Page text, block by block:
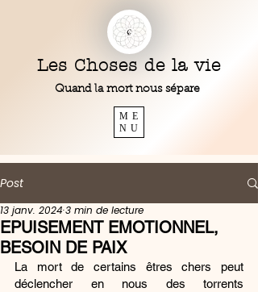
Les Choses de la vie
Quand la mort nous sépare
ME
NU
Post
EPUISEMENT EMOTIONNEL,
BESOIN DE PAIX
13 janv. 2024 3 min de lecture
La mort de certains êtres chers peut
déclencher en nous des torrents